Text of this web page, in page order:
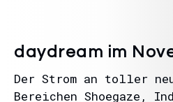
daydream im
Der Strom an toller
Bereichen Shoegaze,